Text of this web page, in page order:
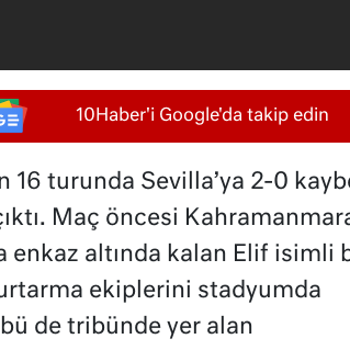
10Haber'i Google'da takip edin
16 turunda Sevilla’ya 2-0
Maç öncesi
enkaz altında kalan Elif isimli
ekiplerini stadyumda
de tribünde yer alan